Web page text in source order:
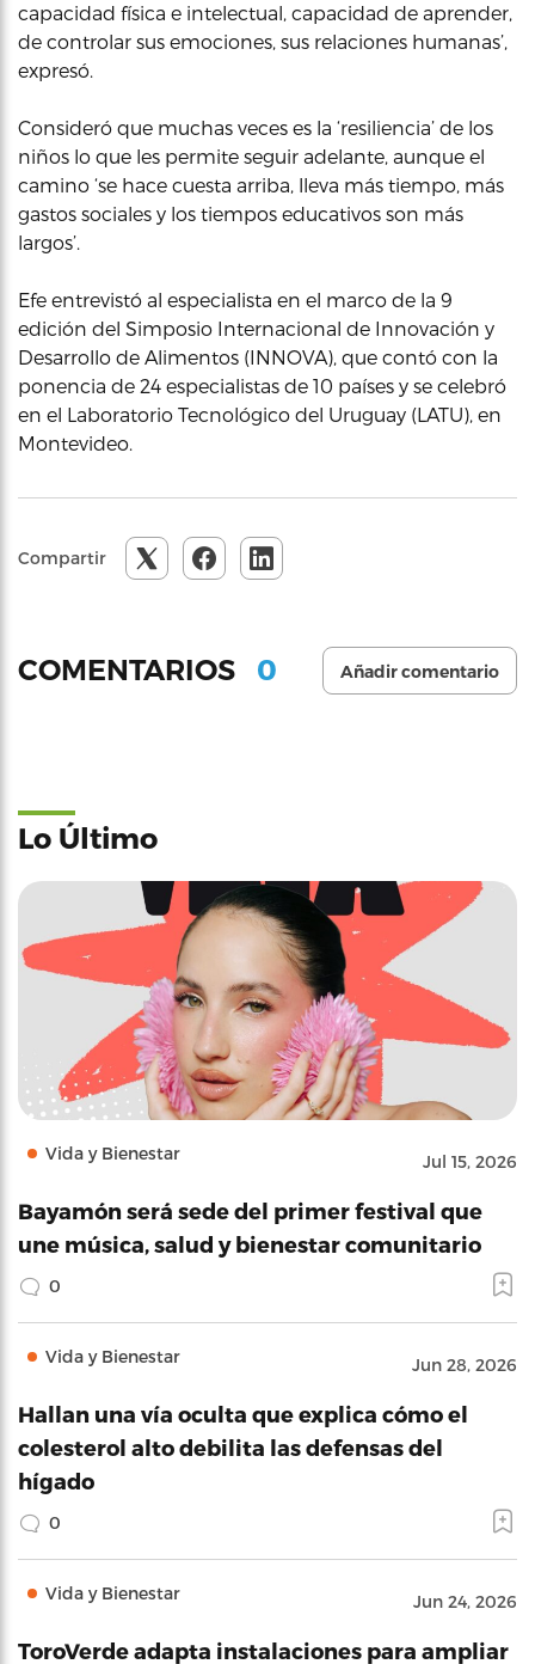
capacidad física e intelectual, capacidad de aprender,
de controlar sus emociones, sus relaciones humanas’,
expresó.
Consideró que muchas veces es la ‘resiliencia’ de los
niños lo que les permite seguir adelante, aunque el
camino ‘se hace cuesta arriba, lleva más tiempo, más
gastos sociales y los tiempos educativos son más
largos’.
Efe entrevistó al especialista en el marco de la 9
edición del Simposio Internacional de Innovación y
Desarrollo de Alimentos (INNOVA), que contó con la
ponencia de 24 especialistas de 10 países y se celebró
en el Laboratorio Tecnológico del Uruguay (LATU), en
Montevideo.
Compartir
COMENTARIOS 0 Añadir comentario
Lo Último
Vida y Bienestar Jul 15, 2026
Bayamón será sede del primer festival que
une música, salud y bienestar comunitario
0
Vida y Bienestar Jun 28, 2026
Hallan una vía oculta que explica cómo el
colesterol alto debilita las defensas del
hígado
0
Vida y Bienestar Jun 24, 2026
ToroVerde adapta instalaciones para ampliar